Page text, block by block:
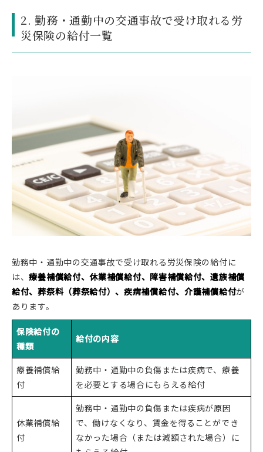
2. 勤務・通勤中の交通事故で受け取れる労
災保険の給付一覧
勤務中・通勤中の交通事故で受け取れる労災保険の給付に
は、療養補償給付、休業補償給付、障害補償給付、遺族補償
給付、葬祭料（葬祭給付）、疾病補償給付、介護補償給付が
あります。
保険給付の
種類
給付の内容
療養補償給
付
勤務中・通勤中の負傷または疾病で、療養
を必要とする場合にもらえる給付
休業補償給
付
勤務中・通勤中の負傷または疾病が原因
で、働けなくなり、賃金を得ることができ
なかった場合（または減額された場合）に